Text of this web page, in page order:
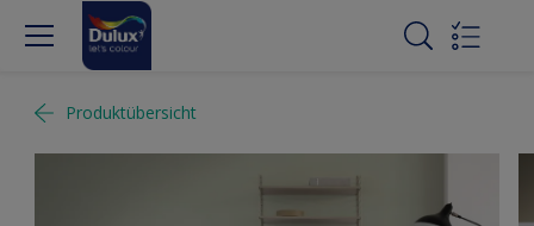
Produktübersicht